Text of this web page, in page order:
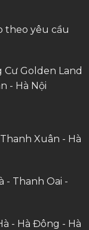
theo yêu cầu
Cư Golden Land
- Hà Nội
Xuân - Hà
- Thanh Oai -
- Hà Đông - Hà